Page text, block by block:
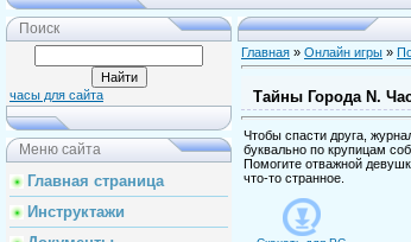
Поиск
часы для сайта
Меню сайта
Главная страница
Инструктажи
Главная » Онлайн игры »
Тайны Города N.
Чтобы спасти друга,
буквально по крупицам
Помогите отважной
что-то странное.